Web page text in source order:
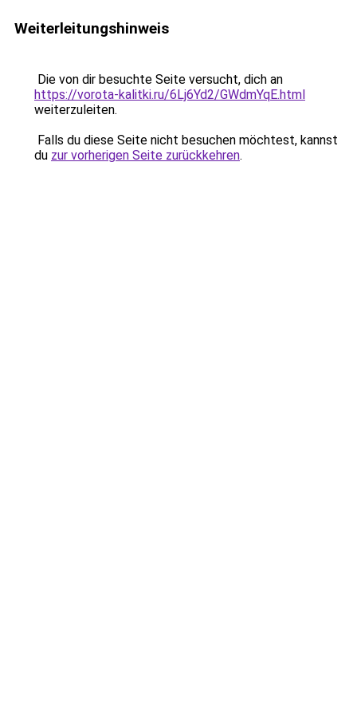
Weiterleitungshinweis
Die von dir besuchte Seite versucht, dich an
https://vorota-kalitki.ru/6Lj6Yd2/GWdmYqE.html
weiterzuleiten.
Falls du diese Seite nicht besuchen möchtest, kannst
du zur vorherigen Seite zurückkehren.